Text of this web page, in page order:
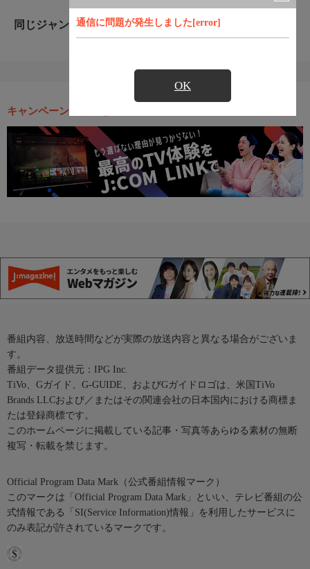
通信に問題が発生しました[error]
OK
同じジャンルのおすすめ番組
キャンペーン・お得な情報
番組内容、放送時間などが実際の放送内容と異なる場合がございま
す。
番組データ提供元：IPG Inc.
TiVo、Gガイド、G-GUIDE、およびGガイドロゴは、米国TiVo
Brands LLCおよび／またはその関連会社の日本国内における商標ま
たは登録商標です。
このホームページに掲載している記事・写真等あらゆる素材の無断
複写・転載を禁じます。
Official Program Data Mark（公式番組情報マーク）
このマークは「Official Program Data Mark」といい、テレビ番組の公
式情報である「SI(Service Information)情報」を利用したサービスに
のみ表記が許されているマークです。